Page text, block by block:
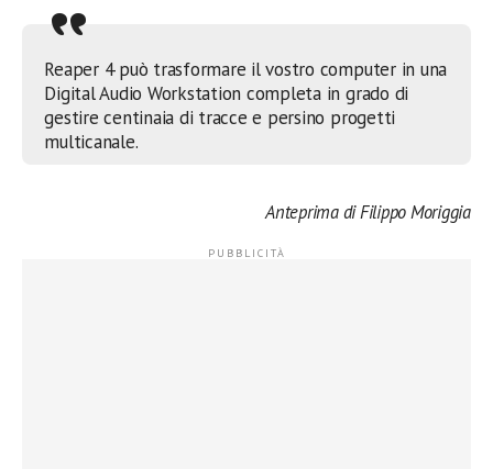
Reaper 4 può trasformare il vostro computer in una
Digital Audio Workstation completa in grado di
gestire centinaia di tracce e persino progetti
multicanale.
Anteprima di Filippo Moriggia